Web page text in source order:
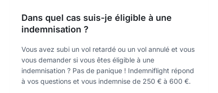
Dans quel cas suis-je éligible à une
indemnisation ?
Vous avez subi un vol retardé ou un vol annulé et vous
vous demander si vous êtes éligible à une
indemnisation ? Pas de panique ! Indemniflight répond
à vos questions et vous indemnise de 250 € à 600 €.